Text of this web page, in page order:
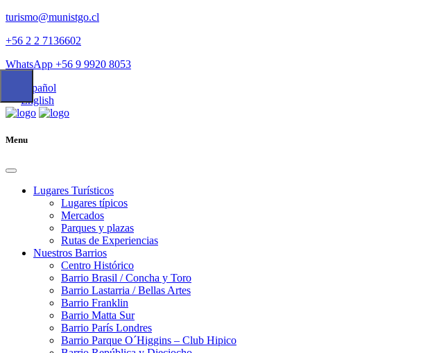
turismo@munistgo.cl
+56 2 2 7136602
WhatsApp +56 9 9920 8053
Español
English
Menu
Lugares Turísticos
Lugares tí­picos
Mercados
Parques y plazas
Rutas de Experiencias
Nuestros Barrios
Centro Histórico
Barrio Brasil / Concha y Toro
Barrio Lastarria / Bellas Artes
Barrio Franklin
Barrio Matta Sur
Barrio Parí­s Londres
Barrio Parque O´Higgins – Club Hipico